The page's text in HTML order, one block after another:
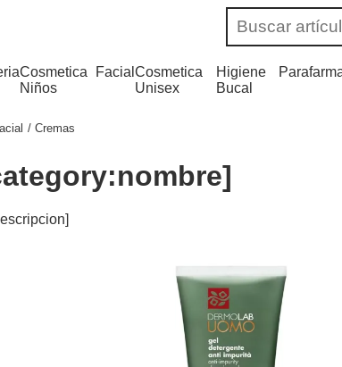
Cosmetica
Niños
FacialCosmetica
Unisex
Higiene
Bucal
Cremas